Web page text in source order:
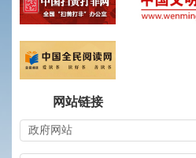
网站链接